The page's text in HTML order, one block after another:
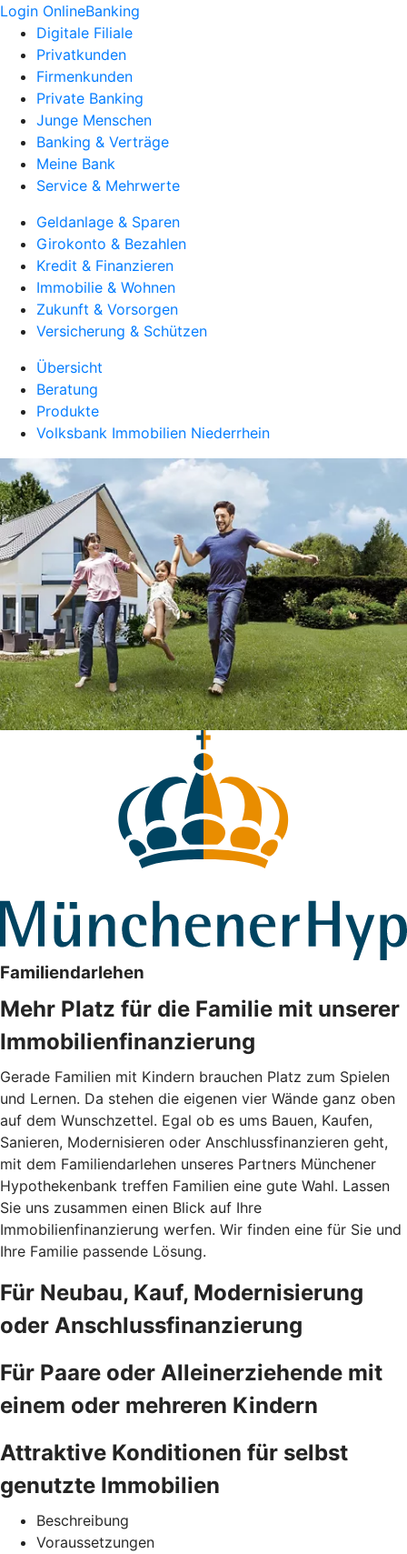
Login OnlineBanking
Digitale Filiale
Privatkunden
Firmenkunden
Private Banking
Junge Menschen
Banking & Verträge
Meine Bank
Service & Mehrwerte
Geldanlage & Sparen
Girokonto & Bezahlen
Kredit & Finanzieren
Immobilie & Wohnen
Zukunft & Vorsorgen
Versicherung & Schützen
Übersicht
Beratung
Produkte
Volksbank Immobilien Niederrhein
Familiendarlehen
Mehr Platz für die Familie mit unserer
Immobilienfinanzierung
Gerade Familien mit Kindern brauchen Platz zum Spielen
und Lernen. Da stehen die eigenen vier Wände ganz oben
auf dem Wunschzettel. Egal ob es ums Bauen, Kaufen,
Sanieren, Modernisieren oder Anschlussfinanzieren geht,
mit dem Familiendarlehen unseres Partners Münchener
Hypothekenbank treffen Familien eine gute Wahl. Lassen
Sie uns zusammen einen Blick auf Ihre
Immobilienfinanzierung werfen. Wir finden eine für Sie und
Ihre Familie passende Lösung.
Für Neubau, Kauf, Modernisierung
oder Anschlussfinanzierung
Für Paare oder Alleinerziehende mit
einem oder mehreren Kindern
Attraktive Konditionen für selbst
genutzte Immobilien
Beschreibung
Voraussetzungen